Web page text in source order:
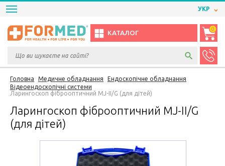
УКР
КАТАЛОГ
0
Головна Медичне обладнання
Ендоскопічне обладнання
Відеоендоскопічні системи
Ларингоскоп фіброоптичний MJ-II/G (для дітей)
Ларингоскоп фіброоптичний MJ-II/G
(для дітей)